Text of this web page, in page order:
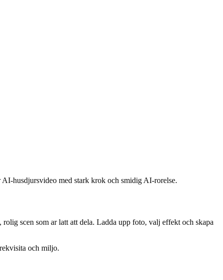
husdjursvideo med stark krok och smidig AI-rorelse.
scen som ar latt att dela. Ladda upp foto, valj effekt och skapa
och miljo.